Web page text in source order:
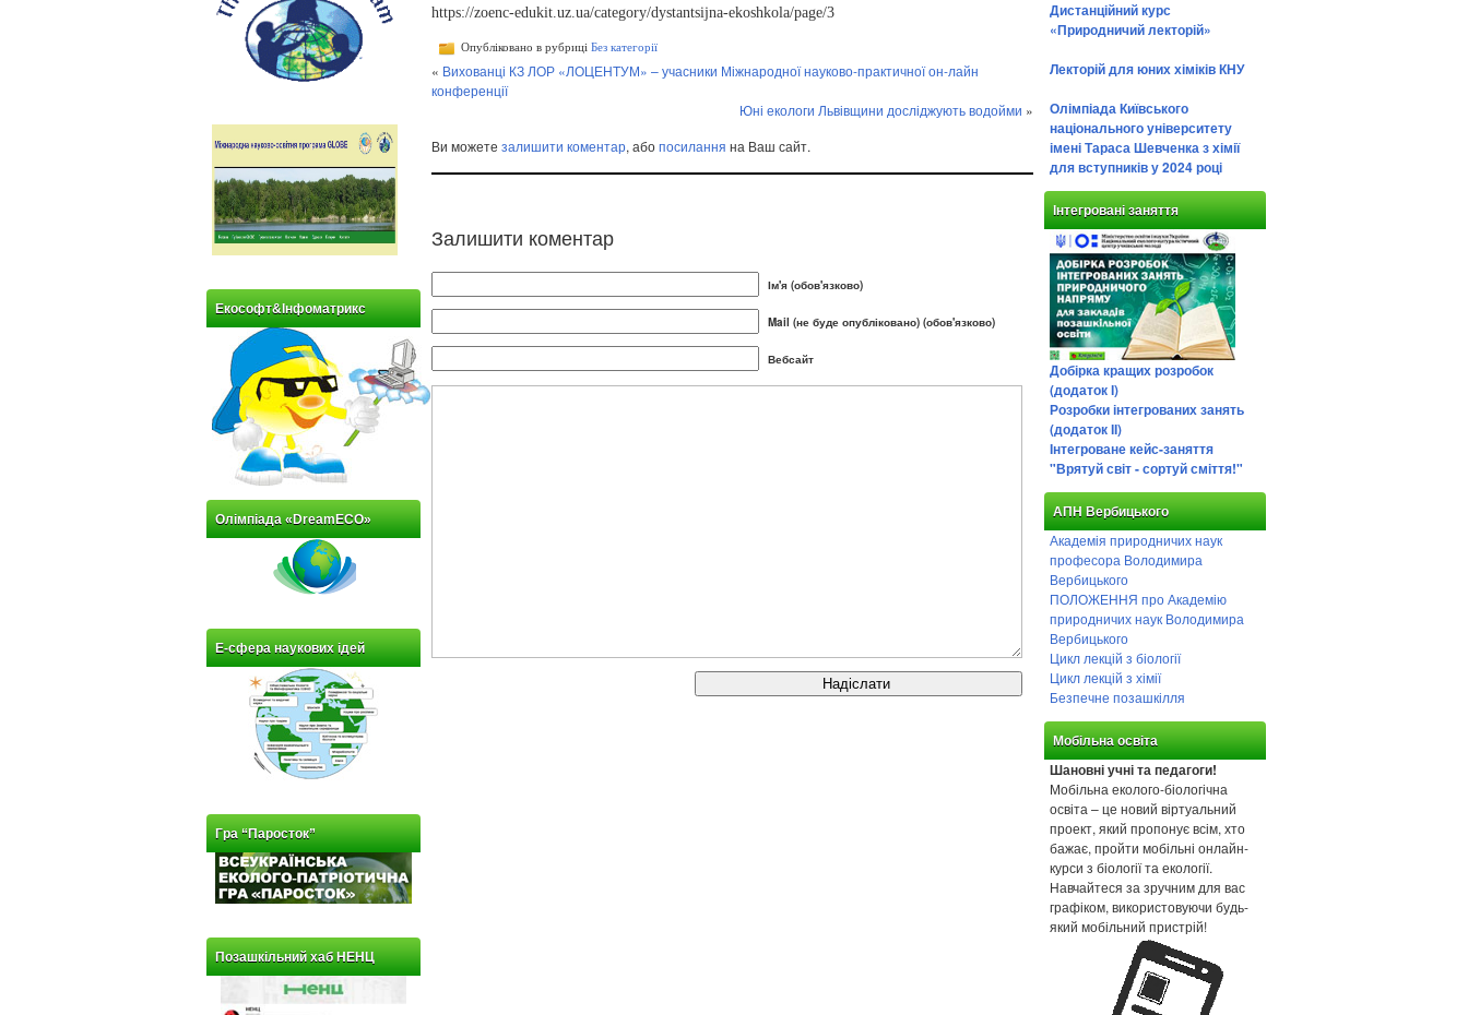
Екософт&Інфоматрикс
Олімпіада «DreamECO»
Е-сфера наукових ідей
Гра “Паросток”
Позашкільний хаб НЕНЦ
https://zoenc-edukit.uz.ua/category/dystantsijna-ekoshkola/page/3
Опубліковано в рубриці Без категорії
« Вихованці КЗ ЛОР «ЛОЦЕНТУМ» – учасники Міжнародної науково-практичної он-лайн
конференції
Юні екологи Львівщини досліджують водойми »
Ви можете залишити коментар, абопосилання на Ваш сайт.
Залишити коментар
Ім'я (обов'язково)
Mail (не буде опубліковано) (обов'язково)
Вебсайт
Дистанційний курс
«Природничий лекторій»
Лекторій для юних хіміків КНУ
Олімпіада Київського
національного університету
імені Тараса Шевченка з хімії
для вступників у 2024 році
Інтегровані заняття
Добірка кращих розробок
(додаток І)
Розробки інтегрованих занять
(додаток ІІ)
Інтегроване кейс-заняття
"Врятуй світ - сортуй сміття!"
АПН Вербицького
Академія природничих наук
професора Володимира
Вербицького
ПОЛОЖЕННЯ про Академію
природничих наук Володимира
Вербицького
Цикл лекцій з біології
Цикл лекцій з хімії
Безпечне позашкілля
Мобільна освіта
Шановні учні та педагоги!
Мобільна еколого-біологічна
освіта – це новий віртуальний
проект, який пропонує всім, хто
бажає, пройти мобільні онлайн-
курси з біології та екології.
Навчайтеся за зручним для вас
графіком, використовуючи будь-
який мобільний пристрій!